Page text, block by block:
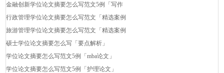
金融创新学位论文摘要怎么写范文5例「写作
行政管理学位论文摘要怎么写范文「精选案例
旅游管理学位论文摘要怎么写范文「精选案例
硕士学位论文摘要怎么写「要点解析」
学位论文摘要怎么写范文5例「mba论文」
学位论文摘要怎么写范文5例「护理论文」